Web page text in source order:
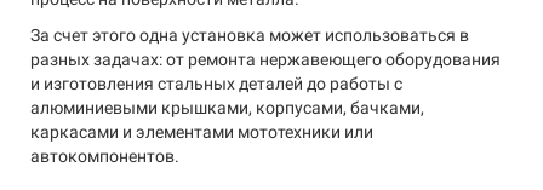
За счет этого одна установка может использоваться в
разных задачах: от ремонта нержавеющего оборудования
и изготовления стальных деталей до работы с
алюминиевыми крышками, корпусами, бачками,
каркасами и элементами мототехники или
автокомпонентов.